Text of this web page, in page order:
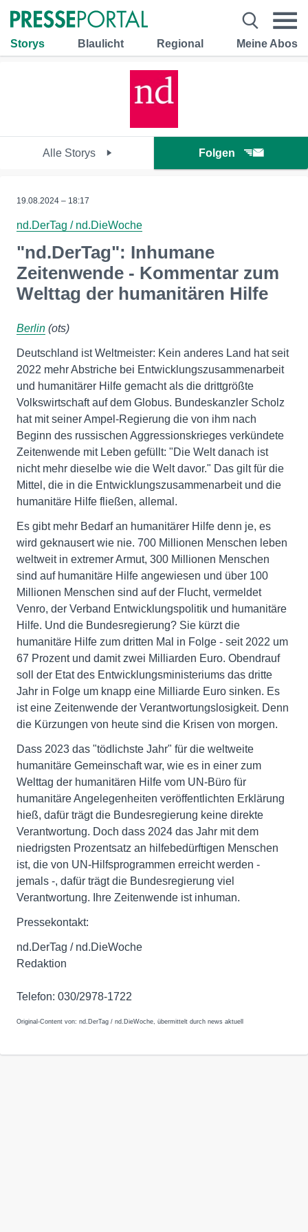
Storys Blaulicht Regional Meine Abos
Alle Storys Folgen
19.08.2024 – 18:17
nd.DerTag / nd.DieWoche
"nd.DerTag": Inhumane
Zeitenwende - Kommentar zum
Welttag der humanitären Hilfe
Berlin (ots)
Deutschland ist Weltmeister: Kein anderes Land hat seit
2022 mehr Abstriche bei Entwicklungs­zusammenarbeit
und humanitärer Hilfe ge­macht als die drittgrößte
Volkswirtschaft auf dem Globus. Bundeskanzler Scholz
hat mit seiner Ampel-Regierung die von ihm nach
Beginn des russischen Aggressionskrieges verkündete
Zeitenwende mit Leben gefüllt: "Die Welt danach ist
nicht mehr dieselbe wie die Welt davor." Das gilt für die
Mittel, die in die Entwicklungszusammenarbeit und die
humanitäre Hilfe fließen, allemal.
Es gibt mehr Bedarf an huma­nitärer Hilfe denn je, es
wird geknausert wie nie. 700 Millionen Menschen leben
weltweit in extremer Armut, 300 Millionen Menschen
sind auf humanitäre Hilfe angewiesen und über 100
Millionen Menschen sind auf der Flucht, vermeldet
Venro, der Verband Entwicklungspolitik und humanitäre
Hilfe. Und die Bundesregierung? Sie kürzt die
humanitäre Hilfe zum dritten Mal in Folge - seit 2022 um
67 Prozent und damit zwei Milliarden Euro. Obendrauf
soll der Etat des Entwicklungsministeriums das dritte
Jahr in Folge um knapp eine Milliarde Euro sinken. Es
ist eine Zeitenwende der Verantwortungslosigkeit. Denn
die Kürzungen von heute sind die Krisen von morgen.
Dass 2023 das "tödlichste Jahr" für die weltweite
humanitäre Gemeinschaft war, wie es in einer zum
Welttag der humanitären Hilfe vom UN-Büro für
humanitäre Angelegenheiten veröffentlichten Erklärung
hieß, dafür trägt die Bundesregierung keine direkte
Verantwortung. Doch dass 2024 das Jahr mit dem
niedrigsten Prozentsatz an hilfebedürftigen Menschen
ist, die von UN-Hilfsprogram­men erreicht werden -
jemals -, dafür trägt die Bundesregierung viel
Verantwortung. Ihre Zeitenwende ist inhuman.
Pressekontakt:
nd.DerTag / nd.DieWoche
Redaktion
Telefon: 030/2978-1722
Original-Content von: nd.DerTag / nd.DieWoche, übermittelt durch news aktuell